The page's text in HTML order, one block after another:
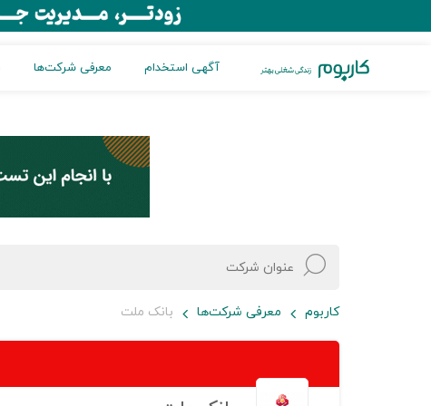
آگهی استخدام معرفی شرکت‌ها
کاربوم معرفی شرکت‌ها بانک ملت